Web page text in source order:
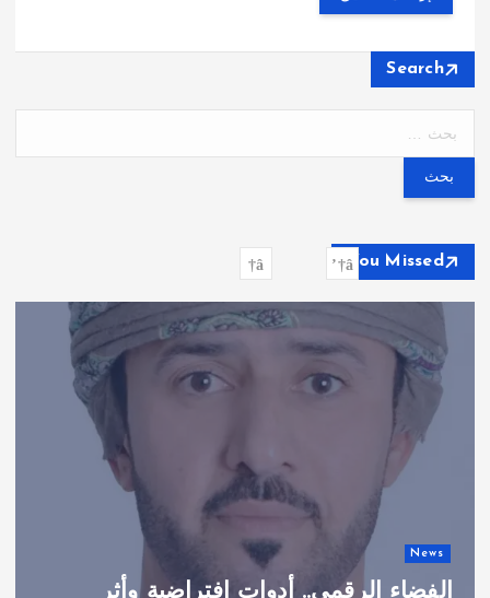
Search
ح
ع
You Missed
News
الفضاء الرقمي.. أدوات افتراضية وأثر